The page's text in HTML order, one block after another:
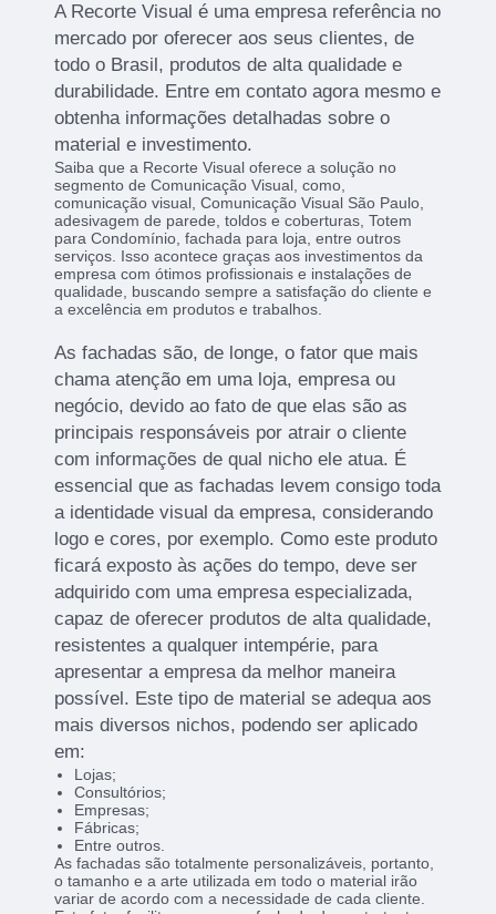
A Recorte Visual é uma empresa referência no
mercado por oferecer aos seus clientes, de
todo o Brasil, produtos de alta qualidade e
durabilidade. Entre em contato agora mesmo e
obtenha informações detalhadas sobre o
material e investimento.
Saiba que a Recorte Visual oferece a solução no
segmento de Comunicação Visual, como,
comunicação visual, Comunicação Visual São Paulo,
adesivagem de parede, toldos e coberturas, Totem
para Condomínio, fachada para loja, entre outros
serviços. Isso acontece graças aos investimentos da
empresa com ótimos profissionais e instalações de
qualidade, buscando sempre a satisfação do cliente e
a excelência em produtos e trabalhos.
As fachadas são, de longe, o fator que mais
chama atenção em uma loja, empresa ou
negócio, devido ao fato de que elas são as
principais responsáveis por atrair o cliente
com informações de qual nicho ele atua. É
essencial que as fachadas levem consigo toda
a identidade visual da empresa, considerando
logo e cores, por exemplo. Como este produto
ficará exposto às ações do tempo, deve ser
adquirido com uma empresa especializada,
capaz de oferecer produtos de alta qualidade,
resistentes a qualquer intempérie, para
apresentar a empresa da melhor maneira
possível. Este tipo de material se adequa aos
mais diversos nichos, podendo ser aplicado
em:
Lojas;
Consultórios;
Empresas;
Fábricas;
Entre outros.
As fachadas são totalmente personalizáveis, portanto,
o tamanho e a arte utilizada em todo o material irão
variar de acordo com a necessidade de cada cliente.